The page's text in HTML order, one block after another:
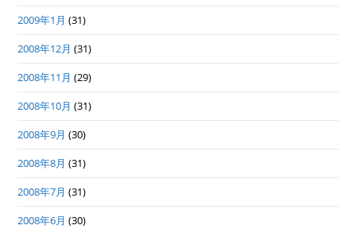
2009年1月 (31)
2008年12月 (31)
2008年11月 (29)
2008年10月 (31)
2008年9月 (30)
2008年8月 (31)
2008年7月 (31)
2008年6月 (30)